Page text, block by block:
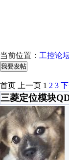
当前位置： 工控论
我要发帖
首页 上一页 1 2 3
三菱定位模块